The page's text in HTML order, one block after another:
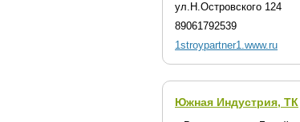
ул.Н.Островского 124
89061792539
1stroypartner1.www.ru
Южная Индустрия, ТК